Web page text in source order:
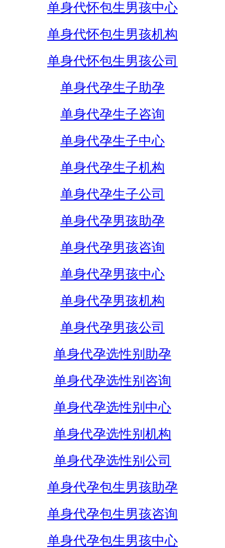
单身代怀包生男孩中心
单身代怀包生男孩机构
单身代怀包生男孩公司
单身代孕生子助孕
单身代孕生子咨询
单身代孕生子中心
单身代孕生子机构
单身代孕生子公司
单身代孕男孩助孕
单身代孕男孩咨询
单身代孕男孩中心
单身代孕男孩机构
单身代孕男孩公司
单身代孕选性别助孕
单身代孕选性别咨询
单身代孕选性别中心
单身代孕选性别机构
单身代孕选性别公司
单身代孕包生男孩助孕
单身代孕包生男孩咨询
单身代孕包生男孩中心